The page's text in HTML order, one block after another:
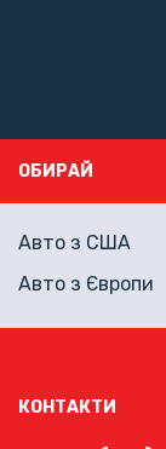
КОНТАКТИ
ОБИРАЙ
Авто з США
Авто з Європи